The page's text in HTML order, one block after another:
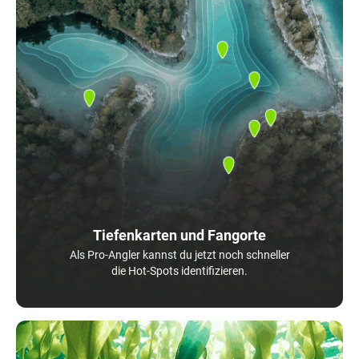
Tiefenkarten und Fangorte
Als Pro-Angler kannst du jetzt noch schneller
die Hot-Spots identifizieren.